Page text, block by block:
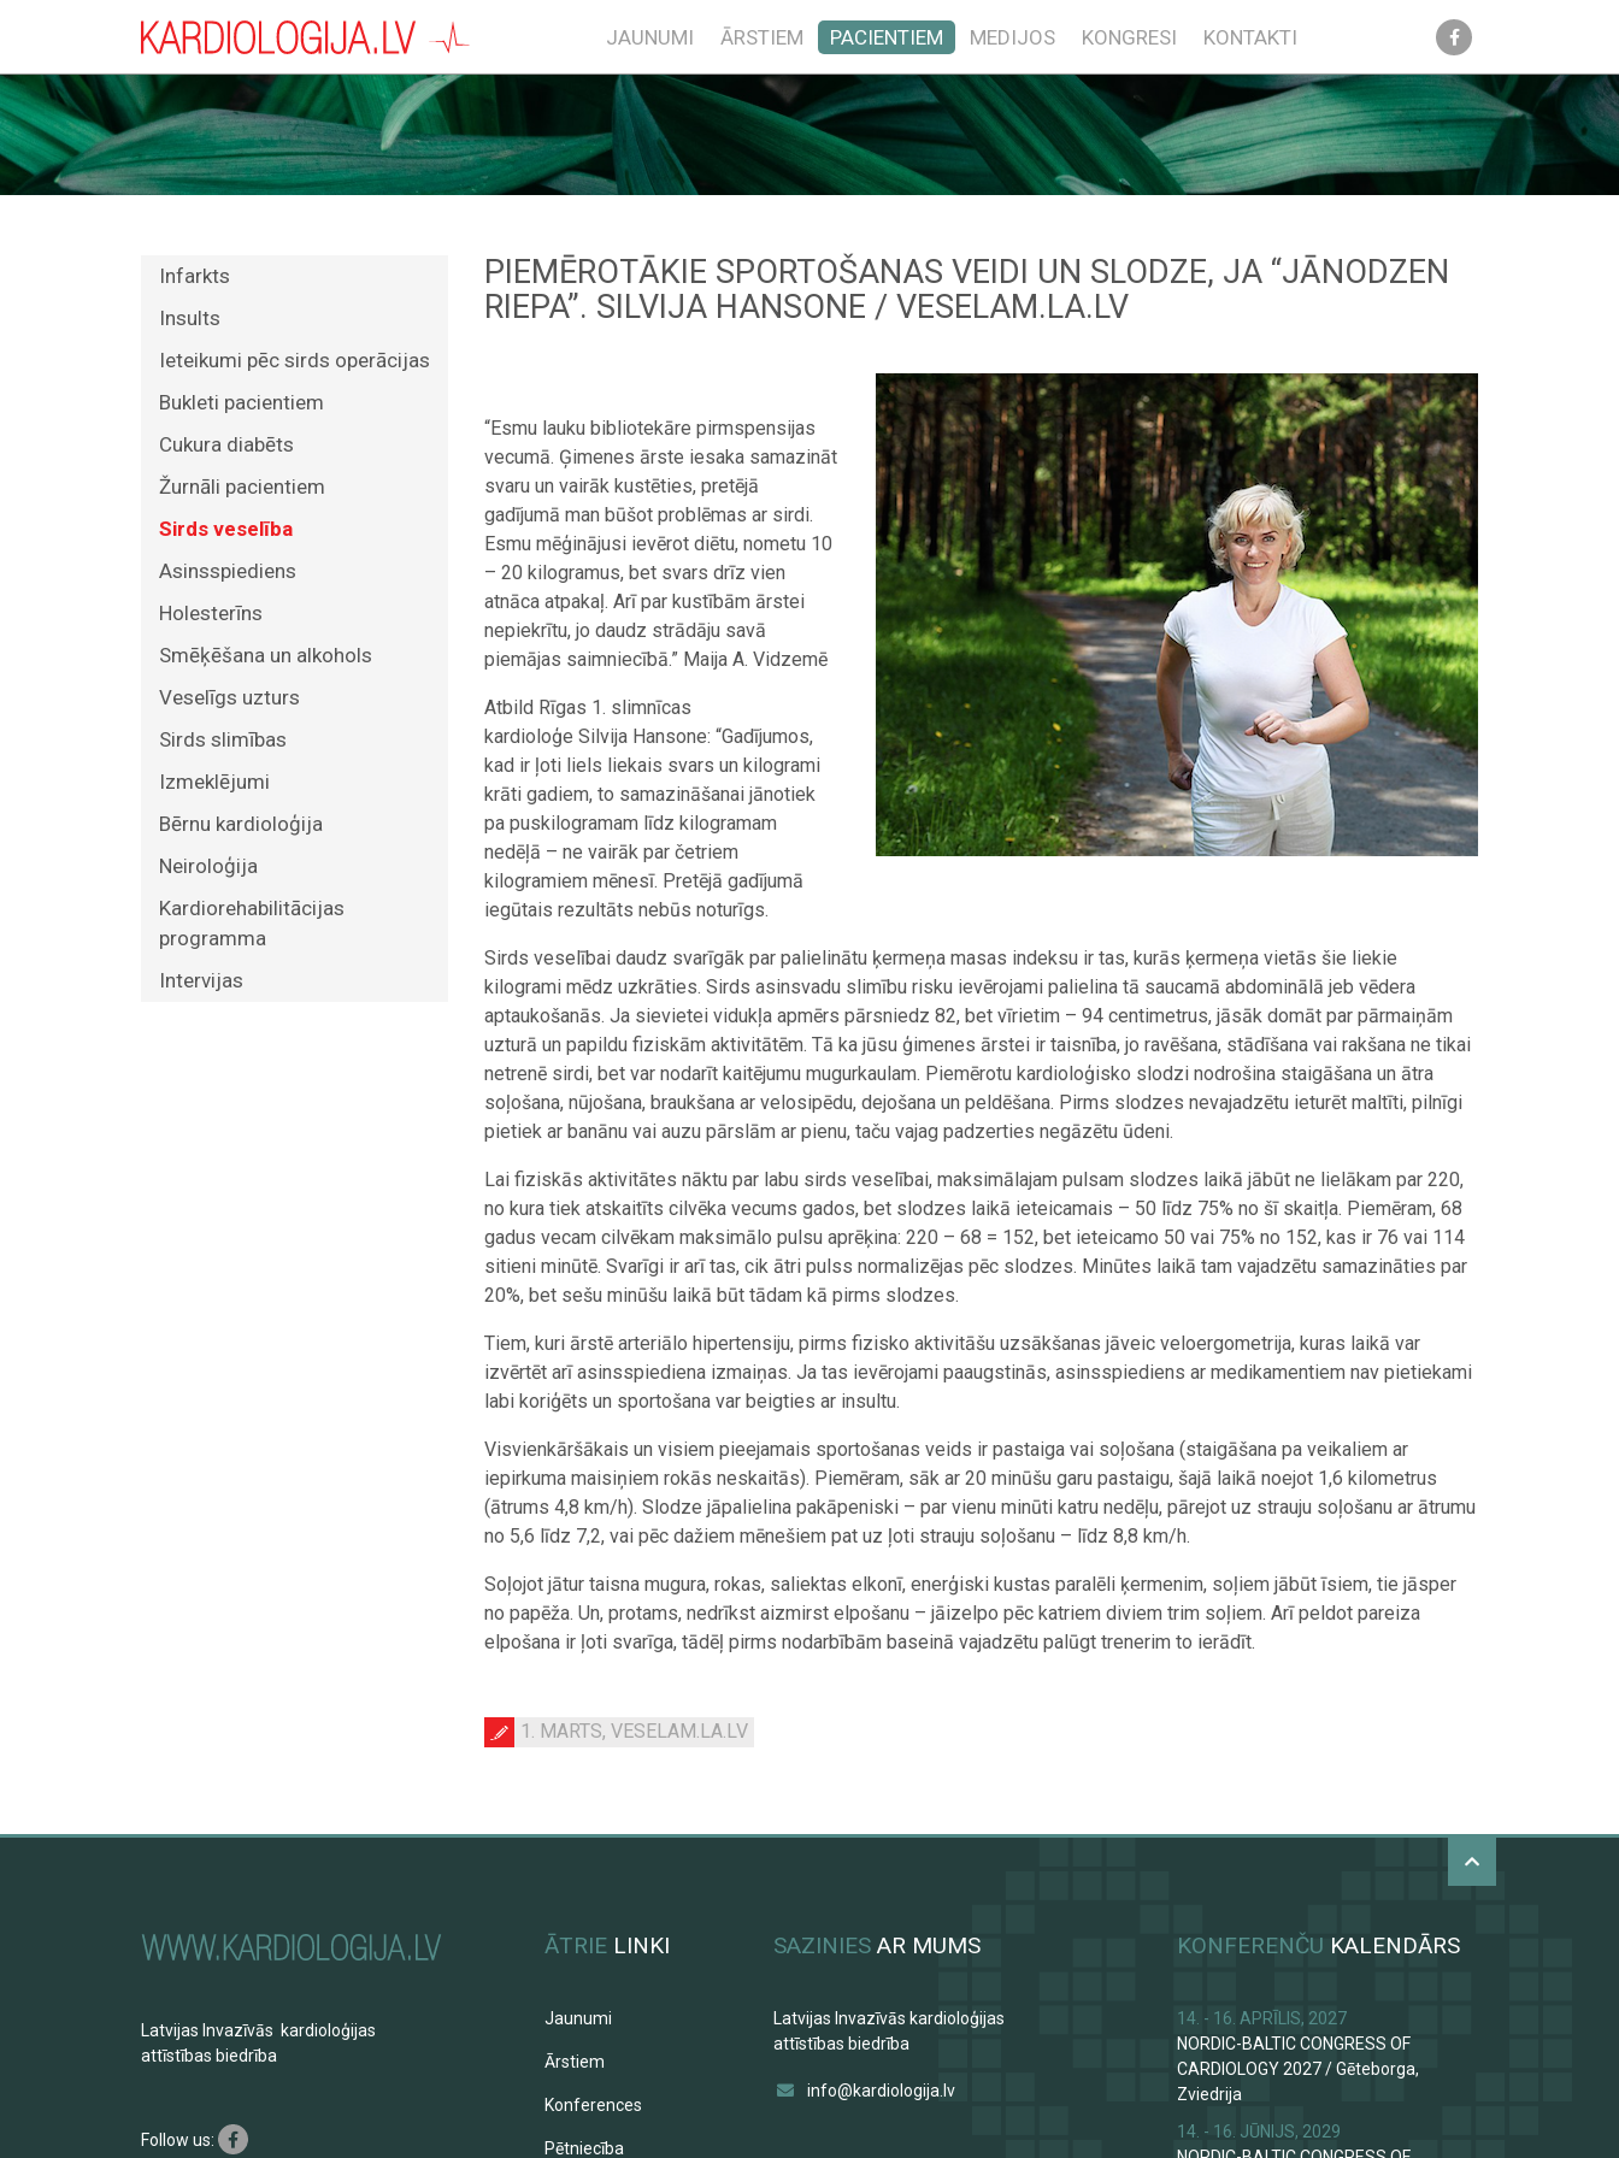
JAUNUMI ĀRSTIEM PACIENTIEM MEDIJOS KONGRESI KONTAKTI
Infarkts
Insults
Ieteikumi pēc sirds operācijas
Bukleti pacientiem
Cukura diabēts
Žurnāli pacientiem
Sirds veselība
Asinsspiediens
Holesterīns
Smēķēšana un alkohols
Veselīgs uzturs
Sirds slimības
Izmeklējumi
Bērnu kardioloģija
Neiroloģija
Kardiorehabilitācijas
programma
Intervijas
PIEMĒROTĀKIE SPORTOŠANAS VEIDI UN SLODZE, JA “JĀNODZEN
RIEPA”. SILVIJA HANSONE / VESELAM.LA.LV
“Esmu lauku bibliotekāre pirmspensijas
vecumā. Ģimenes ārste iesaka samazināt
svaru un vairāk kustēties, pretējā
gadījumā man būšot problēmas ar sirdi.
Esmu mēģinājusi ievērot diētu, nometu 10
– 20 kilogramus, bet svars drīz vien
atnāca atpakaļ. Arī par kustībām ārstei
nepiekrītu, jo daudz strādāju savā
piemājas saimniecībā.” Maija A. Vidzemē
Atbild Rīgas 1. slimnīcas
kardioloģe Silvija Hansone: “Gadījumos,
kad ir ļoti liels liekais svars un kilogrami
krāti gadiem, to samazināšanai jānotiek
pa puskilogramam līdz kilogramam
nedēļā – ne vairāk par četriem
kilogramiem mēnesī. Pretējā gadījumā
iegūtais rezultāts nebūs noturīgs.
Sirds veselībai daudz svarīgāk par palielinātu ķermeņa masas indeksu ir tas, kurās ķermeņa vietās šie liekie
kilogrami mēdz uzkrāties. Sirds asinsvadu slimību risku ievērojami palielina tā saucamā abdominālā jeb vēdera
aptaukošanās. Ja sievietei vidukļa apmērs pārsniedz 82, bet vīrietim – 94 centimetrus, jāsāk domāt par pārmaiņām
uzturā un papildu fiziskām aktivitātēm. Tā ka jūsu ģimenes ārstei ir taisnība, jo ravēšana, stādīšana vai rakšana ne tikai
netrenē sirdi, bet var nodarīt kaitējumu mugurkaulam. Piemērotu kardioloģisko slodzi nodrošina staigāšana un ātra
soļošana, nūjošana, braukšana ar velosipēdu, dejošana un peldēšana. Pirms slodzes nevajadzētu ieturēt maltīti, pilnīgi
pietiek ar banānu vai auzu pārslām ar pienu, taču vajag padzerties negāzētu ūdeni.
Lai fiziskās aktivitātes nāktu par labu sirds veselībai, maksimālajam pulsam slodzes laikā jābūt ne lielākam par 220,
no kura tiek atskaitīts cilvēka vecums gados, bet slodzes laikā ieteicamais – 50 līdz 75% no šī skaitļa. Piemēram, 68
gadus vecam cilvēkam maksimālo pulsu aprēķina: 220 – 68 = 152, bet ieteicamo 50 vai 75% no 152, kas ir 76 vai 114
sitieni minūtē. Svarīgi ir arī tas, cik ātri pulss normalizējas pēc slodzes. Minūtes laikā tam vajadzētu samazināties par
20%, bet sešu minūšu laikā būt tādam kā pirms slodzes.
Tiem, kuri ārstē arteriālo hipertensiju, pirms fizisko aktivitāšu uzsākšanas jāveic veloergometrija, kuras laikā var
izvērtēt arī asinsspiediena izmaiņas. Ja tas ievērojami paaugstinās, asinsspiediens ar medikamentiem nav pietiekami
labi koriģēts un sportošana var beigties ar insultu.
Visvienkāršākais un visiem pieejamais sportošanas veids ir pastaiga vai soļošana (staigāšana pa veikaliem ar
iepirkuma maisiņiem rokās neskaitās). Piemēram, sāk ar 20 minūšu garu pastaigu, šajā laikā noejot 1,6 kilometrus
(ātrums 4,8 km/h). Slodze jāpalielina pakāpeniski – par vienu minūti katru nedēļu, pārejot uz strauju soļošanu ar ātrumu
no 5,6 līdz 7,2, vai pēc dažiem mēnešiem pat uz ļoti strauju soļošanu – līdz 8,8 km/h.
Soļojot jātur taisna mugura, rokas, saliektas elkonī, enerģiski kustas paralēli ķermenim, soļiem jābūt īsiem, tie jāsper
no papēža. Un, protams, nedrīkst aizmirst elpošanu – jāizelpo pēc katriem diviem trim soļiem. Arī peldot pareiza
elpošana ir ļoti svarīga, tādēļ pirms nodarbībām baseinā vajadzētu palūgt trenerim to ierādīt.
1. MARTS, VESELAM.LA.LV
KONFERENČU KALENDĀRS
14. - 16. APRĪLIS, 2027
NORDIC-BALTIC CONGRESS OF
CARDIOLOGY 2027/Gēteborga,
Zviedrija
14. - 16. JŪNIJS, 2029
ĀTRIE LINKI
Jaunumi
Ārstiem
Konferences
Pētniecība
SAZINIES AR MUMS
Latvijas Invazīvās kardioloģijas
attīstības biedrība
info@kardiologija.lv
Latvijas Invazīvās kardioloģijas
attīstības biedrība
Follow us: